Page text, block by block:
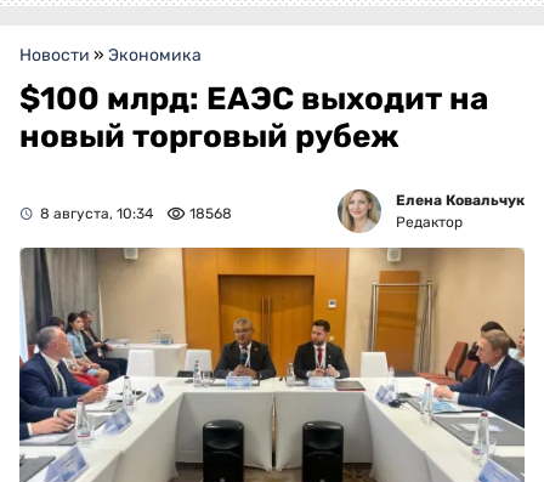
Новости » Экономика
$100 млрд: ЕАЭС выходит на
новый торговый рубеж
8 августа, 10:34 18568
Елена Ковальчук
Редактор